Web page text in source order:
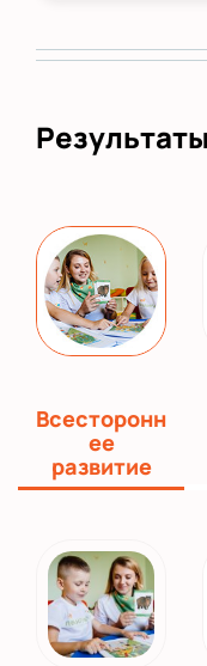
Всесторонн
ее
развитие